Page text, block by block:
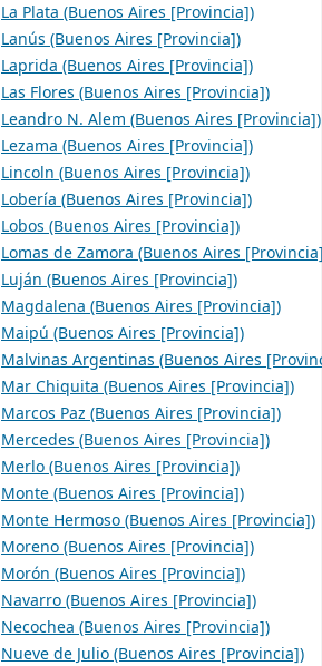
La Plata (Buenos Aires [Provincia])
Lanús (Buenos Aires [Provincia])
Laprida (Buenos Aires [Provincia])
Las Flores (Buenos Aires [Provincia])
Leandro N. Alem (Buenos Aires [Provincia])
Lezama (Buenos Aires [Provincia])
Lincoln (Buenos Aires [Provincia])
Lobería (Buenos Aires [Provincia])
Lobos (Buenos Aires [Provincia])
Lomas de Zamora (Buenos Aires
Luján (Buenos Aires [Provincia])
Magdalena (Buenos Aires [Provincia])
Maipú (Buenos Aires [Provincia])
Malvinas Argentinas (Buenos Aires
Mar Chiquita (Buenos Aires [Provincia])
Marcos Paz (Buenos Aires [Provincia])
Mercedes (Buenos Aires [Provincia])
Merlo (Buenos Aires [Provincia])
Monte (Buenos Aires [Provincia])
Monte Hermoso (Buenos Aires [Provincia])
Moreno (Buenos Aires [Provincia])
Morón (Buenos Aires [Provincia])
Navarro (Buenos Aires [Provincia])
Necochea (Buenos Aires [Provincia])
Nueve de Julio (Buenos Aires [Provincia])